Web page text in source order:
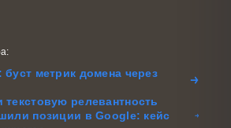
метрик домена через
релевантность
позиции в Google: кейс